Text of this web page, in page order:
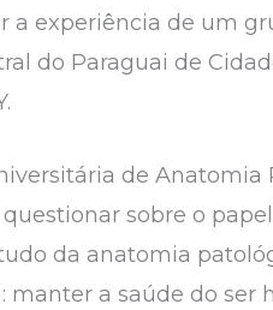
a experiência de um
do Paraguai de
de Anatomia
sobre o
da anatomia
a saúde do ser